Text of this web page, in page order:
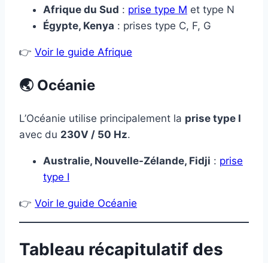
Afrique du Sud : prise type M et type N
Égypte, Kenya : prises type C, F, G
👉 Voir le guide Afrique
🌏 Océanie
L’Océanie utilise principalement la prise type I
avec du 230V / 50 Hz.
Australie, Nouvelle-Zélande, Fidji : prise
type I
👉 Voir le guide Océanie
Tableau récapitulatif des